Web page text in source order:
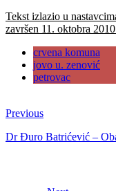
Tekst izlazio u
završen 11. oktobra
crvena komuna
jovo u. zenović
petrovac
Previous
Dr Đuro Batrićević –